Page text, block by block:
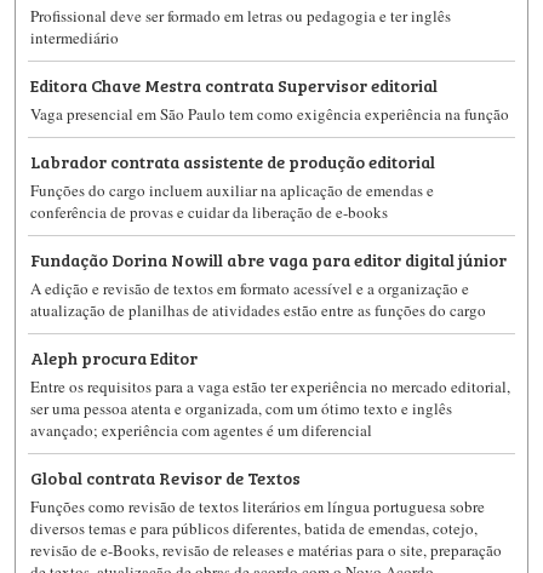
Profissional deve ser formado em letras ou pedagogia e ter inglês
intermediário
Editora Chave Mestra contrata Supervisor editorial
Vaga presencial em São Paulo tem como exigência experiência na função
Labrador contrata assistente de produção editorial
Funções do cargo incluem auxiliar na aplicação de emendas e
conferência de provas e cuidar da liberação de e-books
Fundação Dorina Nowill abre vaga para editor digital júnior
A edição e revisão de textos em formato acessível e a organização e
atualização de planilhas de atividades estão entre as funções do cargo
Aleph procura Editor
Entre os requisitos para a vaga estão ter experiência no mercado editorial,
ser uma pessoa atenta e organizada, com um ótimo texto e inglês
avançado; experiência com agentes é um diferencial
Global contrata Revisor de Textos
Funções como revisão de textos literários em língua portuguesa sobre
diversos temas e para públicos diferentes, batida de emendas, cotejo,
revisão de e-Books, revisão de releases e matérias para o site, preparação